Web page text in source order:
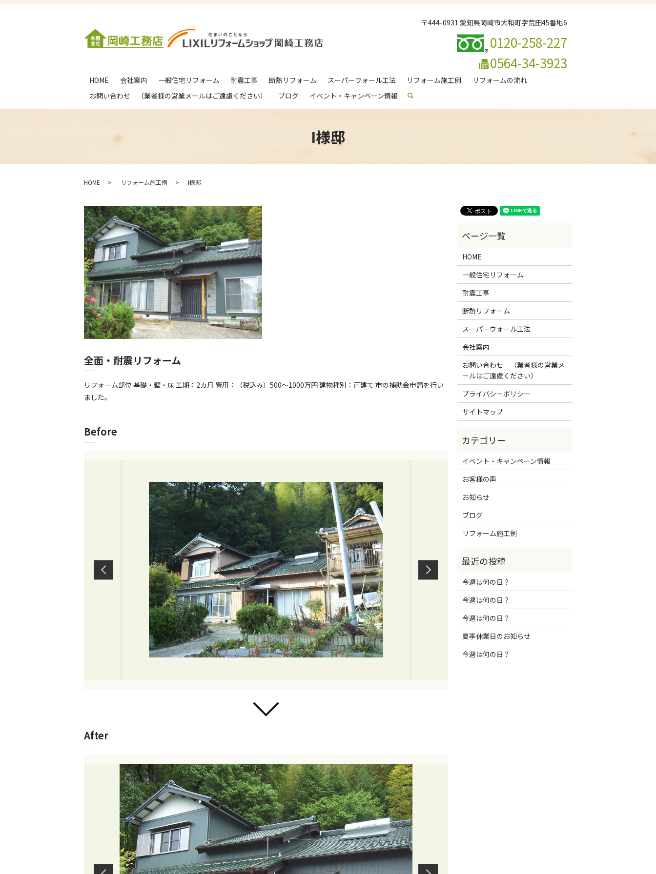
〒444-0931 愛知県岡崎市大和町字荒田45番地6
0120-258-227
0564-34-3923
HOME 会社案内 一般住宅リフォーム 耐震工事 断熱リフォーム スーパーウォール工法 リフォーム施工例
リフォームの流れ
お問い合わせ （業者様の営業メールはご遠慮ください）
ブログ イベント・キャンペーン情報 search
I様邸
HOME リフォーム施工例 I様邸
全面・耐震リフォーム
リフォーム部位 基礎・壁・床 工期：2カ月 費用：（税込み）500～1000万円 建物種別：戸建て 市の補助金申請を行い
ました。
Before
After
HOME
一般住宅リフォーム
耐震工事
断熱リフォーム
スーパーウォール工法
会社案内
お問い合わせ （業者様の営業メ
ールはご遠慮ください）
プライバシーポリシー
サイトマップ
イベント・キャンペーン情報
お客様の声
お知らせ
ブログ
リフォーム施工例
今週は何の日？
今週は何の日？
今週は何の日？
夏季休業日のお知らせ
今週は何の日？